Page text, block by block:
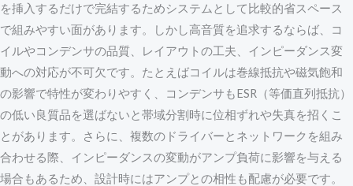
を挿入するだけで完結するためシステムとして比較的省スペース
で組みやすい面があります。しかし高音質を追求するならば、コ
イルやコンデンサの品質、レイアウトの工夫、インピーダンス変
動への対応が不可欠です。たとえばコイルは巻線抵抗や磁気飽和
の影響で特性が変わりやすく、コンデンサもESR（等価直列抵抗）
の低い良質品を選ばないと帯域分割時に位相ずれや失真を招くこ
とがあります。さらに、複数のドライバーとネットワークを組み
合わせる際、インピーダンスの変動がアンプ負荷に影響を与える
場合もあるため、設計時にはアンプとの相性も配慮が必要です。